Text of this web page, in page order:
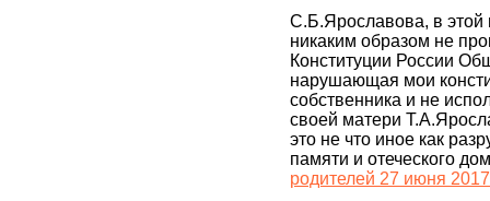
С.Б.Ярославова, в этой
никаким образом не
Конституции России
нарушающая мои
собственника и не
своей матери
это не что иное как
памяти и отеческого
родителей 27 июня